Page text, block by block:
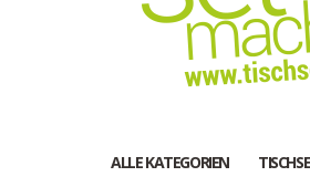
ALLE KATEGORIEN